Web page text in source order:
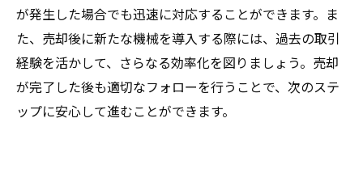
が発生した場合でも迅速に対応することができます。ま
た、売却後に新たな機械を導入する際には、過去の取引
経験を活かして、さらなる効率化を図りましょう。売却
が完了した後も適切なフォローを行うことで、次のステ
ップに安心して進むことができます。